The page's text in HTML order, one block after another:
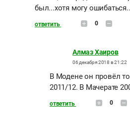
был...хотя могу
ответить 0
Алмаз Хаиров
06 декабря 2018 в 21:22
В Модене он провёл
2011/12. В Мачерате
ответить 0